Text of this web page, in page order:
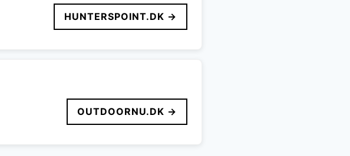
HUNTERSPOINT.DK →
OUTDOORNU.DK →